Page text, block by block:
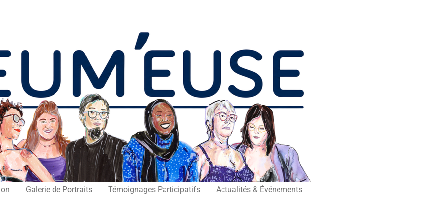
Galerie de Portraits Témoignages Participatifs Actualités & Événements